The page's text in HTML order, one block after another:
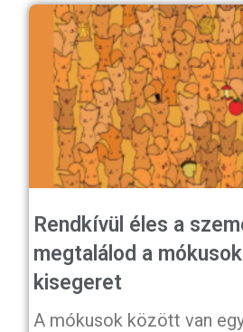
Rendkívül éles a
megtalálod a
kisegeret
A mókusok között van